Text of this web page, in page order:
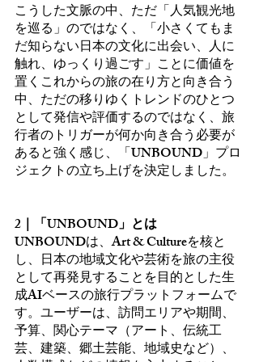
こうした文脈の中、ただ「人気観光地
を巡る」のではなく、「小さくてもま
だ知らない日本の文化に出会い、人に
触れ、ゆっくり過ごす」ことに価値を
置くこれからの旅の在り方と向き合う
中、ただの移りゆくトレンドのひとつ
として発信や評価するのではなく、旅
行者のトリガーが何か向き合う必要が
あると強く感じ、「UNBOUND」プロ
ジェクトの立ち上げを決定しました。
2｜「UNBOUND」とは
UNBOUNDは、Art & Cultureを核と
し、日本の地域文化や芸術を旅の主役
として再発見することを目的とした生
成AIベースの旅行プラットフォームで
す。ユーザーは、訪問エリアや期間、
予算、関心テーマ（アート、伝統工
芸、建築、郷土芸能、地域史など）、